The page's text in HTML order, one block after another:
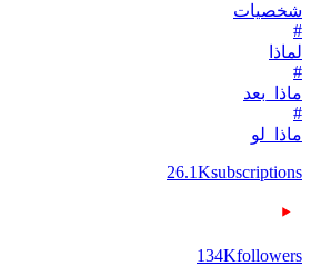
شخصيات
#
لماذا
#
ماذا_بعد
#
ماذا_لو
26.1Ksubscriptions
134Kfollowers